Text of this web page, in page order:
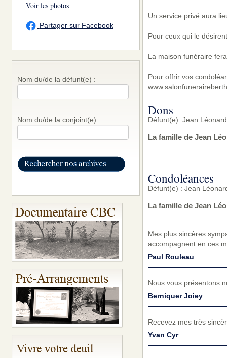
Voir les photos
Partager sur Facebook
Nom du/de la défunt(e) :
Nom du/de la conjoint(e) :
Un service privé aura
Pour ceux qui le
La maison funéraire
Pour offrir vos
Dons
Défunt(e): Jean
La famille de Jean
Condoléances
Défunt(e) : Jean
La famille de Jean
Mes plus sincères
accompagnent en ces
Paul Rouleau
Nous vous présentons
Berniquer Joiey
Recevez mes très
Yvan Cyr